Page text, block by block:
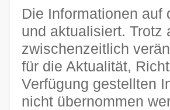
Die Informationen auf
und aktualisiert. Trotz
zwischenzeitlich
für die Aktualität,
Verfügung gestellten
nicht übernommen